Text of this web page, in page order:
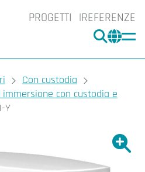
PROGETTI REFERENZE
CERCA
Con custodia
immersione con custodia e
Y